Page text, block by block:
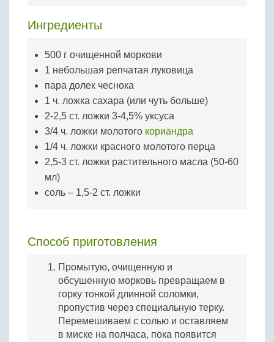
Яйца
Ингредиенты
500 г очищенной моркови
1 небольшая репчатая луковица
пара долек чеснока
1 ч. ложка сахара (или чуть больше)
2-2,5 ст. ложки 3-4,5% уксуса
3/4 ч. ложки молотого кориандра
1/4 ч. ложки красного молотого перца
2,5-3 ст. ложки растительного масла (50-60
мл)
соль – 1,5-2 ст. ложки
Способ приготовления
Промытую, очищенную и
обсушенную морковь превращаем в
горку тонкой длинной соломки,
пропустив через специальную терку.
Перемешиваем с солью и оставляем
в миске на полчаса, пока появится